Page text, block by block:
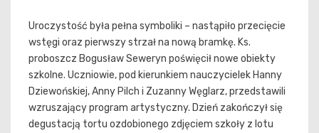
Uroczystość była pełna symboliki – nastąpiło przecięcie
wstęgi oraz pierwszy strzał na nową bramkę. Ks.
proboszcz Bogusław Seweryn poświęcił nowe obiekty
szkolne. Uczniowie, pod kierunkiem nauczycielek Hanny
Dziewońskiej, Anny Pilch i Zuzanny Węglarz, przedstawili
wzruszający program artystyczny. Dzień zakończył się
degustacją tortu ozdobionego zdjęciem szkoły z lotu